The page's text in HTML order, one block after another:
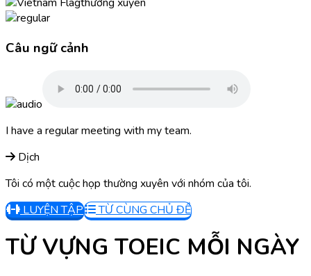
thường xuyên
Câu ngữ cảnh
I have a regular meeting with my team.
Dịch
Tôi có một cuộc họp thường xuyên với nhóm của tôi.
LUYỆN TẬP
TỪ CÙNG CHỦ ĐỀ
TỪ VỰNG TOEIC MỖI NGÀY